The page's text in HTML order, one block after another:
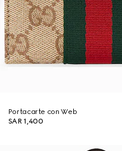
Portacarte con Web
SAR 1,400